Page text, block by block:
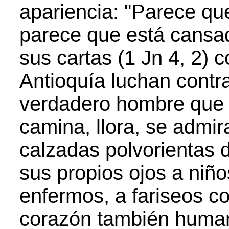
apariencia: "Parece
parece que está
sus cartas (1 Jn 4, 2)
Antioquía luchan
verdadero hombre
camina, llora, se
calzadas polvorientas
sus propios ojos a
enfermos, a fariseos
corazón también